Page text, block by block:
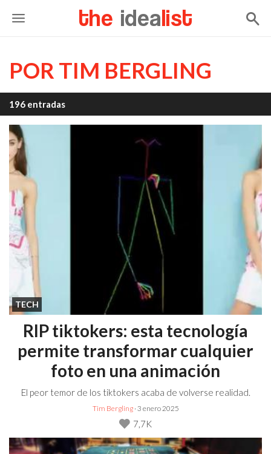
the idea list
POR TIM BERGLING
196 entradas
TECH
RIP tiktokers: esta tecnología
permite transformar cualquier
foto en una animación
El peor temor de los tiktokers acaba de volverse realidad.
Tim Bergling· 3 enero 2025
7,7K